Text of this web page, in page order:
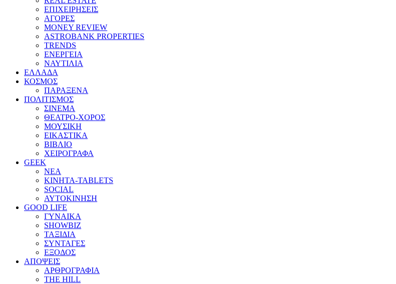
ΕΠΙΧΕΙΡΗΣΕΙΣ
ΑΓΟΡΕΣ
MONEY REVIEW
ASTROBANK PROPERTIES
TRENDS
ΕΝΕΡΓΕΙΑ
ΝΑΥΤΙΛΙΑ
ΕΛΛΑΔΑ
ΚΟΣΜΟΣ
ΠΑΡΑΞΕΝΑ
ΠΟΛΙΤΙΣΜΟΣ
ΣΙΝΕΜΑ
ΘΕΑΤΡΟ-ΧΟΡΟΣ
ΜΟΥΣΙΚΗ
ΕΙΚΑΣΤΙΚΑ
ΒΙΒΛΙΟ
ΧΕΙΡΟΓΡΑΦΑ
GEEK
ΝΕΑ
ΚΙΝΗΤΑ-TABLETS
SOCIAL
ΑΥΤΟΚΙΝΗΣΗ
GOOD LIFE
ΓΥΝΑΙΚΑ
SHOWBIZ
ΤΑΞΙΔΙΑ
ΣΥΝΤΑΓΕΣ
ΕΞΟΔΟΣ
ΑΠΟΨΕΙΣ
ΑΡΘΡΟΓΡΑΦΙΑ
THE HILL